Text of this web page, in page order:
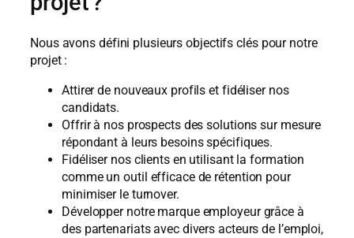
Nous avons défini plusieurs objectifs clés pour notre
projet :
Attirer de nouveaux profils et fidéliser nos
candidats.
Offrir à nos prospects des solutions sur mesure
répondant à leurs besoins spécifiques.
Fidéliser nos clients en utilisant la formation
comme un outil efficace de rétention pour
minimiser le turnover.
Développer notre marque employeur grâce à
des partenariats avec divers acteurs de l’emploi,